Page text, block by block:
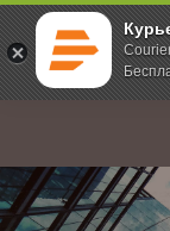
; Главная О